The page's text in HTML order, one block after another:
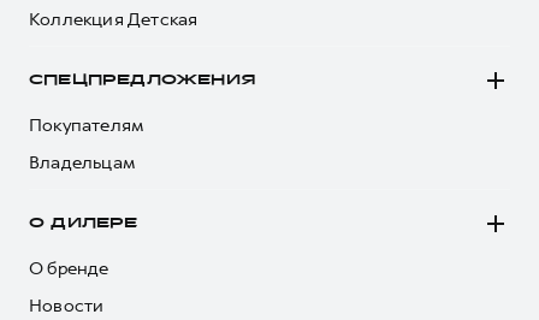
Коллекция Детская
СПЕЦПРЕДЛОЖЕНИЯ
Покупателям
Владельцам
О ДИЛЕРЕ
О бренде
Новости